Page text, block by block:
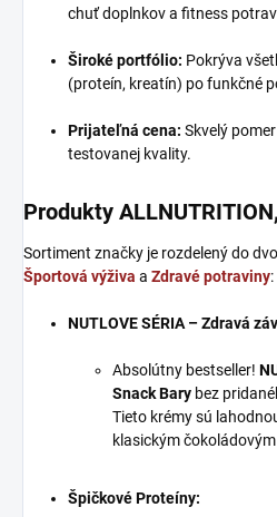
chuť doplnkov a fitness
Široké portfólio: Pokrýva
(proteín, kreatín) po funkčné
Prijateľná cena: Skvelý
testovanej kvality.
Produkty
Sortiment značky je rozdelený do
Športová výživa a Zdravé potraviny:
NUTLOVE SÉRIA – Zdravá
Absolútny bestseller!
Snack Bary bez
Tieto krémy sú
klasickým
Špičkové Proteíny: